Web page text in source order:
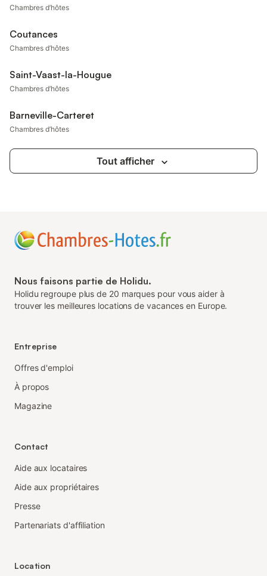
Chambres d’hôtes
Coutances
Chambres d’hôtes
Saint-Vaast-la-Hougue
Chambres d’hôtes
Barneville-Carteret
Chambres d’hôtes
Tout afficher
Nous faisons partie de Holidu.
Holidu regroupe plus de 20 marques pour vous aider à
trouver les meilleures locations de vacances en Europe.
Entreprise
Offres d'emploi
À propos
Magazine
Contact
Aide aux locataires
Aide aux propriétaires
Presse
Partenariats d'affiliation
Location